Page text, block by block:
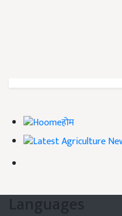
होम
Languages